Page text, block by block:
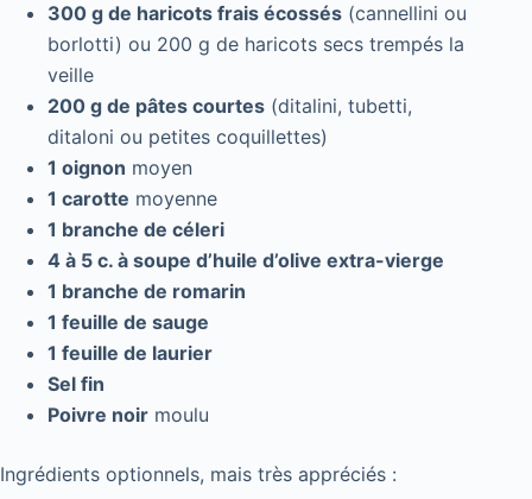
300 g de haricots frais écossés (cannellini ou
borlotti) ou 200 g de haricots secs trempés la
veille
200 g de pâtes courtes (ditalini, tubetti,
ditaloni ou petites coquillettes)
1 oignon moyen
1 carotte moyenne
1 branche de céleri
4 à 5 c. à soupe d’huile d’olive extra-vierge
1 branche de romarin
1 feuille de sauge
1 feuille de laurier
Sel fin
Poivre noir moulu
Ingrédients optionnels, mais très appréciés :